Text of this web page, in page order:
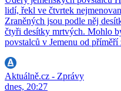
lidí, řekl ve čtvrtek
Zraněných jsou podle něj
čtyři desítky mrtvých. Mohlo
povstalců v Jemenu od příměří
Aktuálně.cz - Zprávy
dnes, 20:27